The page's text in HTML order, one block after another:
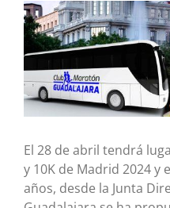
Ver
imagen
más
grande
El 28 de abril tendrá
y 10K de Madrid 2024 y
años, desde la Junta